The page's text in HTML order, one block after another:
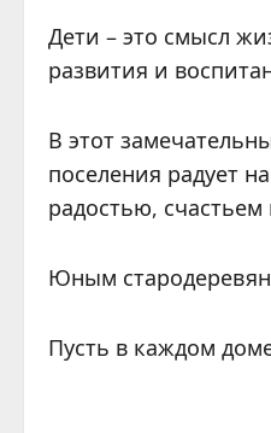
Дети – это смысл
развития и
В этот
поселения радует
радостью,
Юным
Пусть в каждом